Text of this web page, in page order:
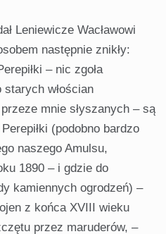
Leniewicze Wacławowi
następnie znikły:
– nic zgoła
włościan
mnie słyszanych – są
(podobno bardzo
naszego Amulsu,
1890 – i gdzie do
kamiennych ogrodzeń) –
z końca XVIII wieku
przez maruderów, –